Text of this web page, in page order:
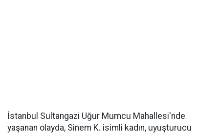
İstanbul Sultangazi Uğur Mumcu Mahallesi'nde
yaşanan olayda, Sinem K. isimli kadın, uyuşturucu